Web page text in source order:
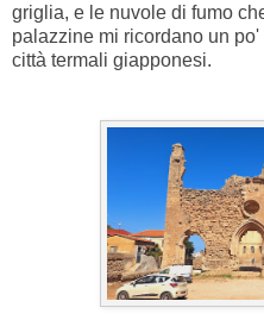
griglia, e le nuvole di fumo
palazzine mi ricordano un
città termali giapponesi.